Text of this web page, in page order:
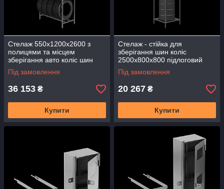
Стелаж 550х1200х2600 з
полицями та місцем
зберігання авто коліс шин
інструментів технічний
СШС-03
Під замовлення
36 153 ₴
Купити
Стелаж - стійка для
зберігання шин коліс
2500х800х800 підлоговий
стелаж регульований
СШС-03
Під замовлення
20 267 ₴
Купити